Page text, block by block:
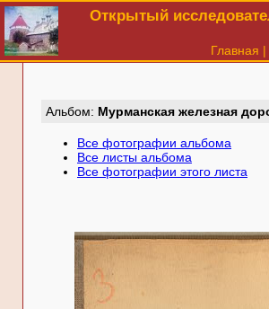
Открытый
Главная |
Aльбом: Мурманская железная
Все фотографии альбома
Все листы альбома
Все фотографии этого листа